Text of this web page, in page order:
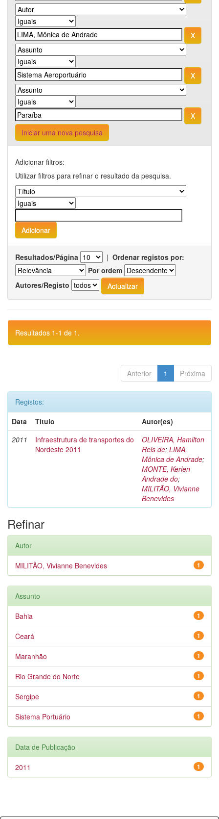
Iniciar uma nova pesquisa
Adicionar filtros:
Utilizar filtros para refinar o resultado da pesquisa.
Resultados/Página | Ordenar registos por:
Por ordem
Autores/Registo
Resultados 1-1 de 1.
Anterior 1 Próxima
Registos:
Data
Título
Autor(es)
2011
Infraestrutura de transportes do
Nordeste 2011
OLIVEIRA, Hamilton
Reis de; LIMA,
Mônica de Andrade;
MONTE, Kerlen
Andrade do;
MILITÃO, Vivianne
Benevides
Refinar
Autor
1
MILITÃO, Vivianne Benevides
Assunto
1
Bahia
1
Ceará
1
Maranhão
1
Rio Grande do Norte
1
Sergipe
1
Sistema Portuário
Data de Publicação
1
2011